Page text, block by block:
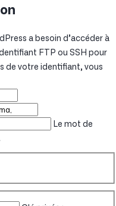
a besoin d’accéder à
FTP ou SSH pour
de votre identifiant, vous
Le mot de